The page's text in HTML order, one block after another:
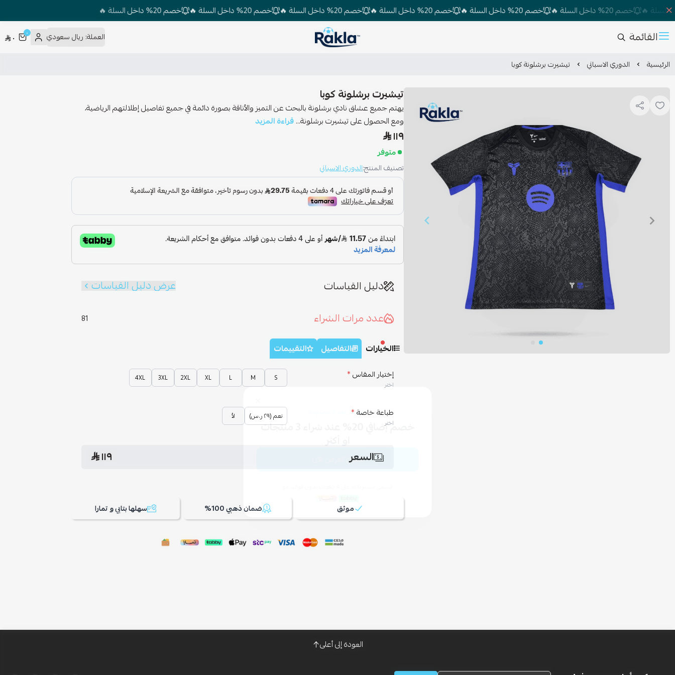
خصم 20% داخل السلة 🔥 خصم 20% داخل السلة 🔥 خصم 20% داخل السلة 🔥 خصم 20% داخل السلة 🔥 خصم 20% داخل السلة 🔥 خصم 20% داخل السلة 🔥
القائمة Rakla العملة: ريال سعودي ٠ ٠
الرئيسية الدوري الاسباني تيشيرت برشلونة كوبا
تيشيرت برشلونة كوبا
يهتم جميع عشاق نادي برشلونة بالبحث عن التميز والأناقة بصورة دائمة في جميع تفاصيل إطلالتهم الرياضية،
ومع الحصول على تيشيرت برشلونة...قراءة المزيد
١١٩
متوفر
تصنيف المنتج:الدوري الاسباني
دليل القياسات
عرض دليل القياسات
عدد مرات الشراء
81
الخيارات التفاصيل التقييمات
إختيار المقاس*
اختر
S
M
L
XL
2XL
3XL
4XL
طباعة خاصة*
اختر
نعم (٢٩ ر.س) لأ
السعر ١١٩
موثق ضمان ذهبي 100% سهلها بتابي و تمارا
العودة إلى أعلى